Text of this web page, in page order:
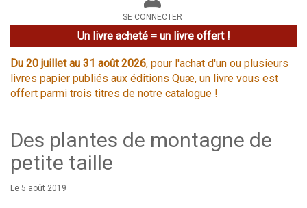
site
SE CONNECTER
Un livre acheté = un livre offert !
Du 20 juillet au 31 août 2026, pour l'achat d'un ou plusieurs
livres papier publiés aux éditions Quæ, un livre vous est
offert parmi trois titres de notre catalogue !
Des plantes de montagne de
petite taille
Le 5 août 2019